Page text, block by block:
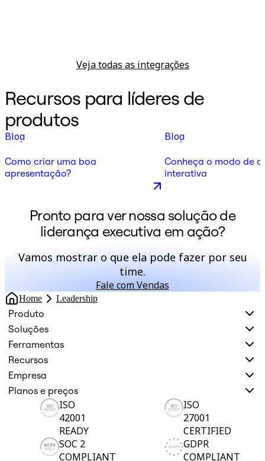
Veja todas as integrações
Recursos para líderes de
produtos
Blog
Como criar uma boa
apresentação?
Blog
Conheça o modo de
interativa
Pronto para ver nossa solução de
liderança executiva em ação?
Vamos mostrar o que ela pode fazer por seu
time.
Fale com Vendas
Home Leadership
Produto
Soluções
Ferramentas
Recursos
Empresa
Planos e preços
ISO
42001
READY
ISO
27001
CERTIFIED
SOC 2
COMPLIANT
GDPR
COMPLIANT